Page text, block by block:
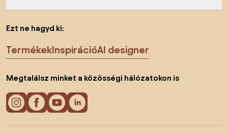
Ezt ne hagyd ki:
TermékekInspirációAI designer
Megtalálsz minket a közösségi hálózatokon is